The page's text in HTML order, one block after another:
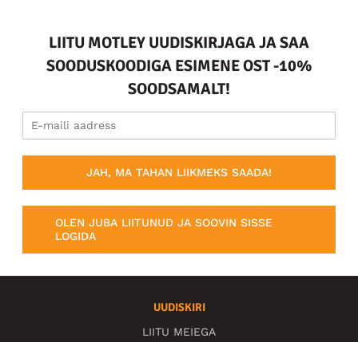
LIITU MOTLEY UUDISKIRJAGA JA SAA
SOODUSKOODIGA ESIMENE OST -10%
SOODSAMALT!
JAH, MA TAHAN LIIKMEKS SAADA!
OLEN JUBA LIITUNUD JA SOOVIN SISSE
LOGIDA
UUDISKIRI
LIITU MEIEGA